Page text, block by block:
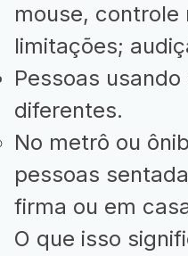
mouse, controle
limitações;
Pessoas
diferentes.
No metrô ou
pessoas
firma ou em
O que isso